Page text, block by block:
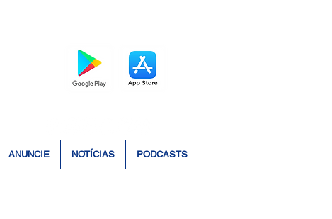
ANUNCIE NOTÍCIAS PODCASTS